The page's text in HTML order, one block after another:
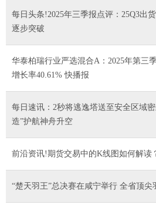
每日头条!2025年三季报点评：25Q3出
逐步突破
华泰柏瑞行业严选混合A：2025年第三
增长率40.61% 快播报
每日速讯：2秒将逃逸塔送至安全区域
造”护航神舟升空
前沿资讯!期货交易中的K线图如何解读
“楚天羽王”总决赛在咸宁举行 全省顶